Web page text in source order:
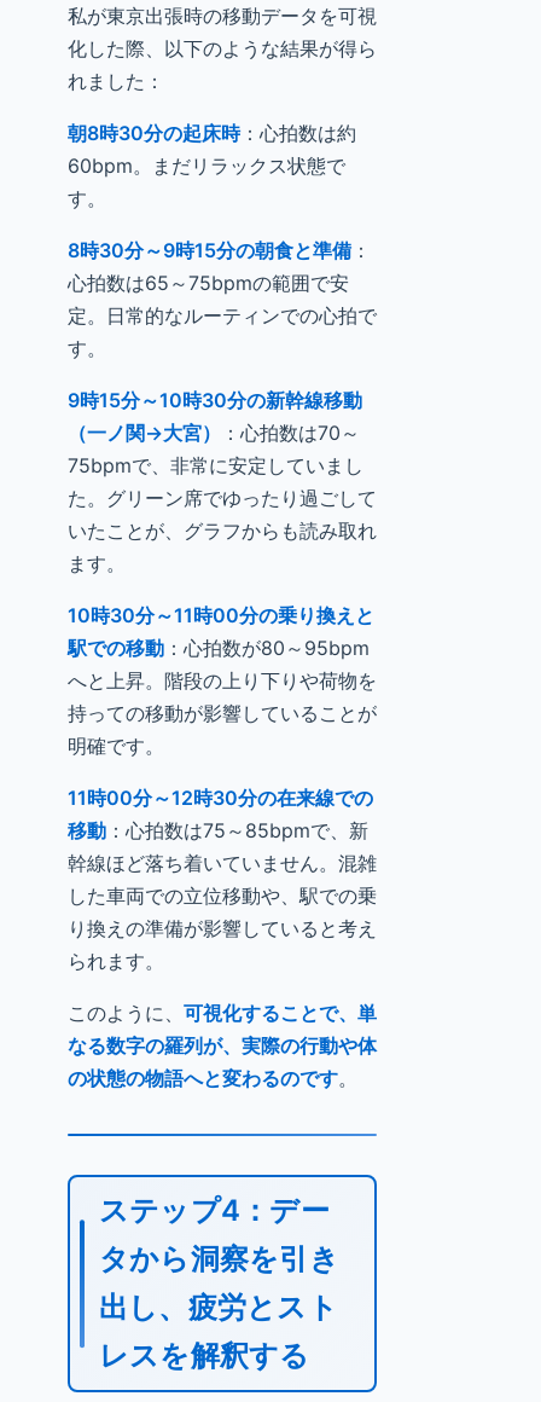
私が東京出張時の移動データを可視
化した際、以下のような結果が得ら
れました：
朝8時30分の起床時：心拍数は約
60bpm。まだリラックス状態で
す。
8時30分～9時15分の朝食と準備 ：
心拍数は65～75bpmの範囲で安
定。日常的なルーティンでの心拍で
す。
9時15分～10時30分の新幹線移動
（一ノ関→大宮）
：心拍数は70～
75bpmで、非常に安定していまし
た。グリーン席でゆったり過ごして
いたことが、グラフからも読み取れ
ます。
10時30分～11時00分の乗り換えと
駅での移動 ：心拍数が80～95bpm
へと上昇。階段の上り下りや荷物を
持っての移動が影響していることが
明確です。
11時00分～12時30分の在来線での
移動 ：心拍数は75～85bpmで、新
幹線ほど落ち着いていません。混雑
した車両での立位移動や、駅での乗
り換えの準備が影響していると考え
られます。
このように、 可視化することで、単
なる数字の羅列が、実際の行動や体
の状態の物語へと変わるのです。
ステップ4：デー
タから洞察を引き
出し、疲労とスト
レスを解釈する